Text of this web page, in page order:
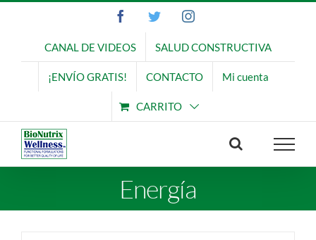
contenido
FacebookTwitterInstagram
CANAL DE VIDEOS SALUD CONSTRUCTIVA
¡ENVÍO GRATIS! CONTACTO Mi cuenta
CARRITO
Energía